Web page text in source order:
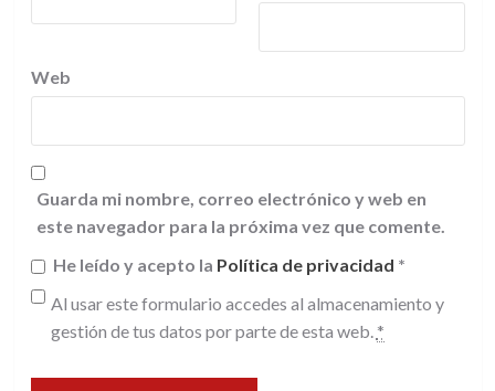
Web
Guarda mi nombre, correo electrónico y web en
este navegador para la próxima vez que comente.
He leído y acepto la Política de privacidad *
Al usar este formulario accedes al almacenamiento y
gestión de tus datos por parte de esta web. *